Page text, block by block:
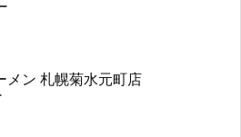
メン 札幌菊水元町店